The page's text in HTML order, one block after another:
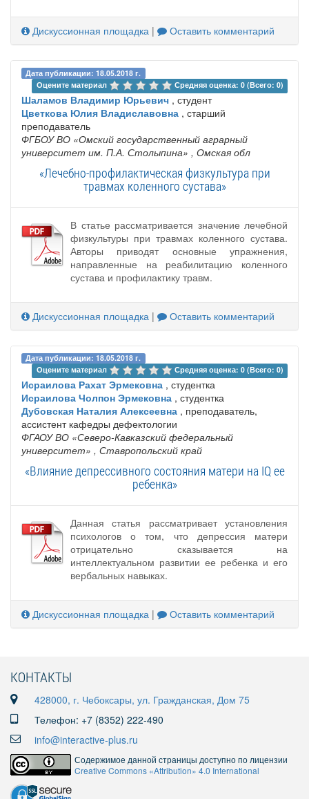
Дискуссионная площадка | Оставить комментарий
Дата публикации: 18.05.2018 г.
Оцените материал
Средняя оценка: 0 (Всего: 0)
Шаламов Владимир Юрьевич , студент
Цветкова Юлия Владиславовна , старший
преподаватель
ФГБОУ ВО «Омский государственный аграрный
университет им. П.А. Столыпина» , Омская обл
«Лечебно-профилактическая физкультура при
травмах коленного сустава»
В статье рассматривается значение лечебной
физкультуры при травмах коленного сустава.
Авторы приводят основные упражнения,
направленные на реабилитацию коленного
сустава и профилактику травм.
Дискуссионная площадка | Оставить комментарий
Дата публикации: 18.05.2018 г.
Оцените материал
Средняя оценка: 0 (Всего: 0)
Исраилова Рахат Эрмековна , студентка
Исраилова Чолпон Эрмековна , студентка
Дубовская Наталия Алексеевна , преподаватель,
ассистент кафедры дефектологии
ФГАОУ ВО «Северо-Кавказский федеральный
университет» , Ставропольский край
«Влияние депрессивного состояния матери на IQ ее
ребенка»
Данная статья рассматривает установления
психологов о том, что депрессия матери
отрицательно сказывается на
интеллектуальном развитии ее ребенка и его
вербальных навыках.
Дискуссионная площадка | Оставить комментарий
КОНТАКТЫ
428000, г. Чебоксары, ул. Гражданская, Дом 75
Телефон: +7 (8352) 222-490
info@interactive-plus.ru
Содержимое данной страницы доступно по лицензии
Creative Commons «Attribution» 4.0 International